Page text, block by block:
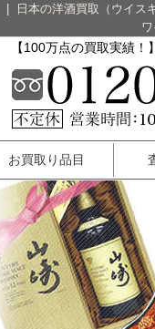
日本の洋酒買取（ウイス
【100万点の買取実績
お買取り品目